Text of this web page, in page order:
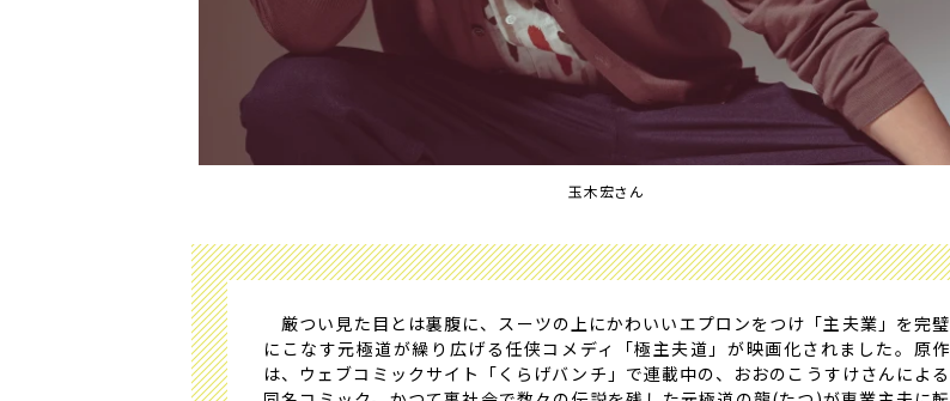
玉木宏さん
厳つい見た目とは裏腹に、スーツの上にかわいいエプロンをつけ「主夫業」を完璧
にこなす元極道が繰り広げる任侠コメディ「極主夫道」が映画化されました。原作
は、ウェブコミックサイト「くらげバンチ」で連載中の、おおのこうすけさんによる